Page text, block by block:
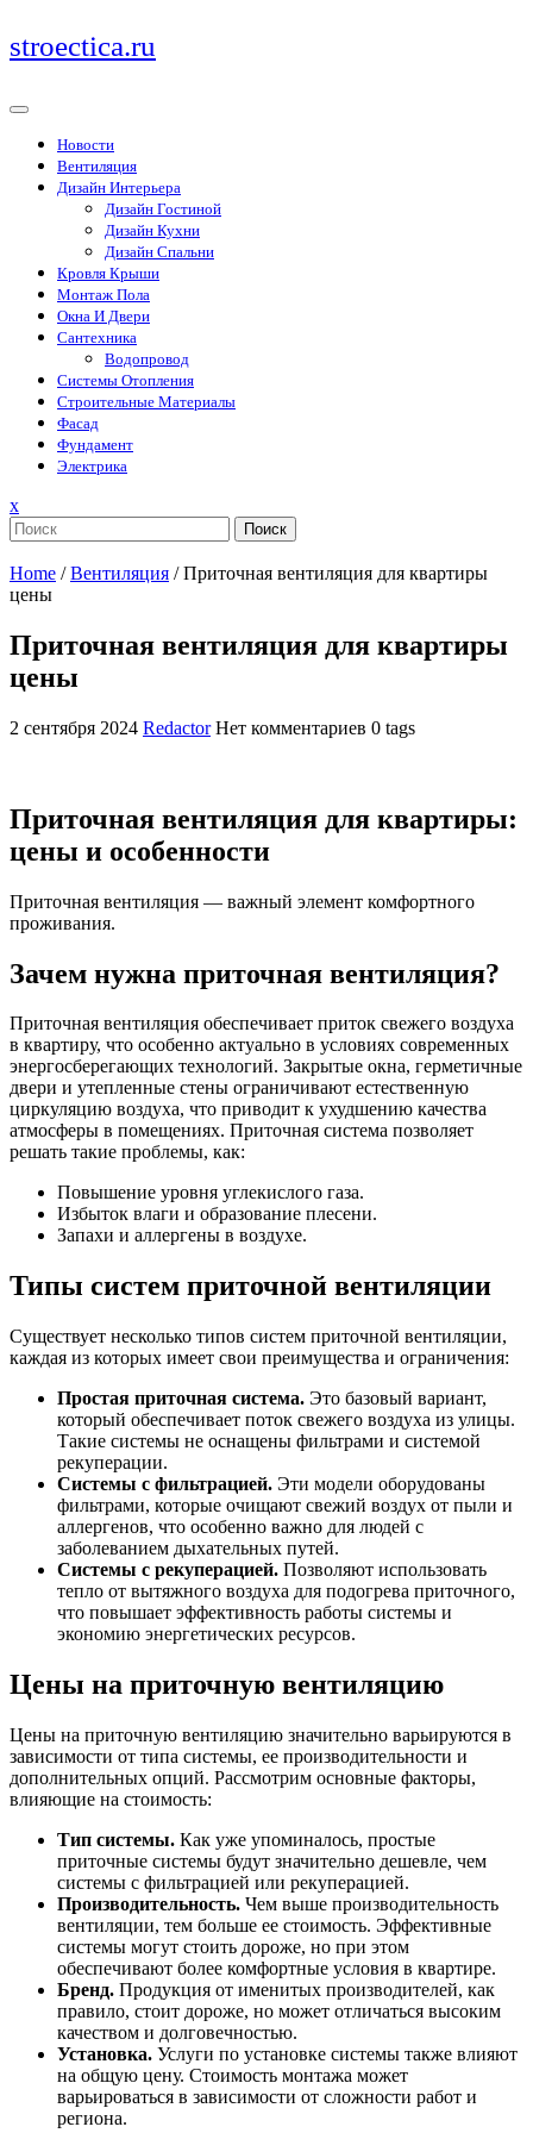
Перейти
к
stroectica.ru
Новости
Вентиляция
Дизайн Интерьера
Дизайн Гостиной
Дизайн Кухни
Дизайн Спальни
Кровля Крыши
Монтаж Пола
Окна И Двери
Сантехника
Водопровод
Системы Отопления
Строительные Материалы
Фасад
Фундамент
Электрика
xЗакрыть
меню
Поиск
Home /Вентиляция /Приточная вентиляция для квартиры
цены
Приточная вентиляция для квартиры
цены
2 сентября 2024 Redactor Нет комментариев 0 tags
Приточная вентиляция для квартиры:
цены и особенности
Приточная вентиляция — важный элемент комфортного
проживания.
Зачем нужна приточная вентиляция?
Приточная вентиляция обеспечивает приток свежего воздуха
в квартиру, что особенно актуально в условиях современных
энергосберегающих технологий. Закрытые окна, герметичные
двери и утепленные стены ограничивают естественную
циркуляцию воздуха, что приводит к ухудшению качества
атмосферы в помещениях. Приточная система позволяет
решать такие проблемы, как:
Повышение уровня углекислого газа.
Избыток влаги и образование плесени.
Запахи и аллергены в воздухе.
Типы систем приточной вентиляции
Существует несколько типов систем приточной вентиляции,
каждая из которых имеет свои преимущества и ограничения:
Простая приточная система. Это базовый вариант,
который обеспечивает поток свежего воздуха из улицы.
Такие системы не оснащены фильтрами и системой
рекуперации.
Системы с фильтрацией. Эти модели оборудованы
фильтрами, которые очищают свежий воздух от пыли и
аллергенов, что особенно важно для людей с
заболеванием дыхательных путей.
Системы с рекуперацией. Позволяют использовать
тепло от вытяжного воздуха для подогрева приточного,
что повышает эффективность работы системы и
экономию энергетических ресурсов.
Цены на приточную вентиляцию
Цены на приточную вентиляцию значительно варьируются в
зависимости от типа системы, ее производительности и
дополнительных опций. Рассмотрим основные факторы,
влияющие на стоимость:
Тип системы. Как уже упоминалось, простые
приточные системы будут значительно дешевле, чем
системы с фильтрацией или рекуперацией.
Производительность. Чем выше производительность
вентиляции, тем больше ее стоимость. Эффективные
системы могут стоить дороже, но при этом
обеспечивают более комфортные условия в квартире.
Бренд. Продукция от именитых производителей, как
правило, стоит дороже, но может отличаться высоким
качеством и долговечностью.
Установка. Услуги по установке системы также влияют
на общую цену. Стоимость монтажа может
варьироваться в зависимости от сложности работ и
региона.